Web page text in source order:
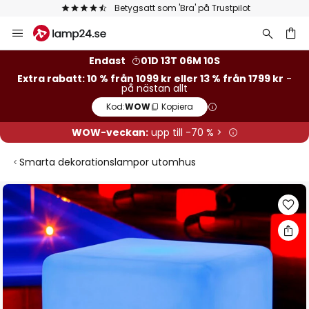
Betygsatt som 'Bra' på Trustpilot
Hoppa
till
Endast
01D 13T 06M 09S
Extra rabatt: 10 % från 1099 kr eller 13 % från 1799 kr -
på nästan allt
Kod:WOW Kopiera
WOW-veckan:upp till -70 % >
Smarta dekorationslampor utomhus
Hoppa
till
slutet
av
bildgalleriet